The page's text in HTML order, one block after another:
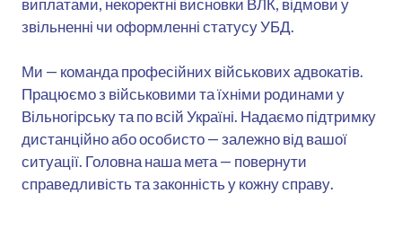
звільненні чи оформленні статусу УБД.
Ми — команда професійних військових адвокатів.
Працюємо з військовими та їхніми родинами у
Вільногірську та по всій Україні. Надаємо підтримку
дистанційно або особисто — залежно від вашої
ситуації. Головна наша мета — повернути
справедливість та законність у кожну справу.